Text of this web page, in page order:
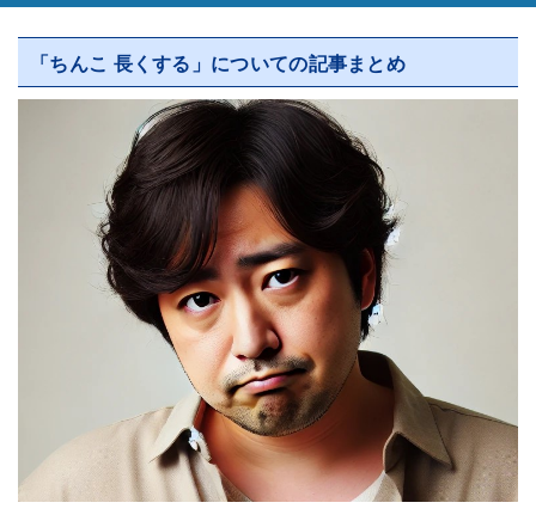
「ちんこ 長くする」についての記事まとめ